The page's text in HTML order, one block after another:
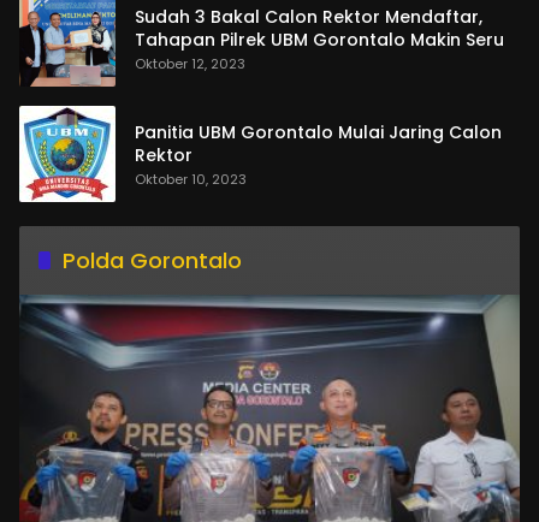
Sudah 3 Bakal Calon Rektor Mendaftar,
Tahapan Pilrek UBM Gorontalo Makin Seru
Oktober 12, 2023
Panitia UBM Gorontalo Mulai Jaring Calon
Rektor
Oktober 10, 2023
Polda Gorontalo